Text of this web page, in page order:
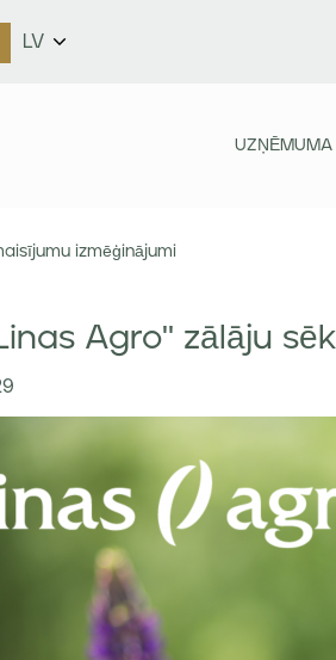
LV
UZŅĒMUMA
izmēģinājumi
Agro" zālāju